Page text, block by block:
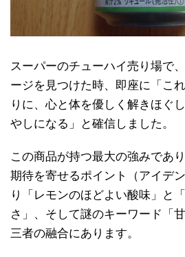
スーパーのチューハイ売り場で
ージを見つけた時、即座に「こ
りに、心と体を優しく解きほぐ
やしになる」と確信しました。
この商品が持つ最大の強みであ
期待を寄せるポイント（アイデ
り「レモンのほどよい酸味」と
さ」、そして謎のキーワード「
三者の融合にあります。